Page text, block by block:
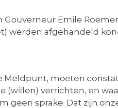
Emile
werden afgehandeld
Meldpunt, moeten
(willen) verrichten, en
geen sprake. Dat zijn